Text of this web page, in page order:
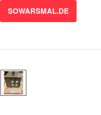
SOWARSMAL.DE